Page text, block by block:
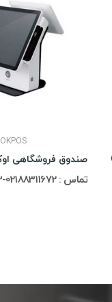
OKPOS
تماس : 02188311672-02188491013